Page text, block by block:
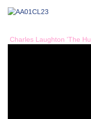
Charles Laughton 'The